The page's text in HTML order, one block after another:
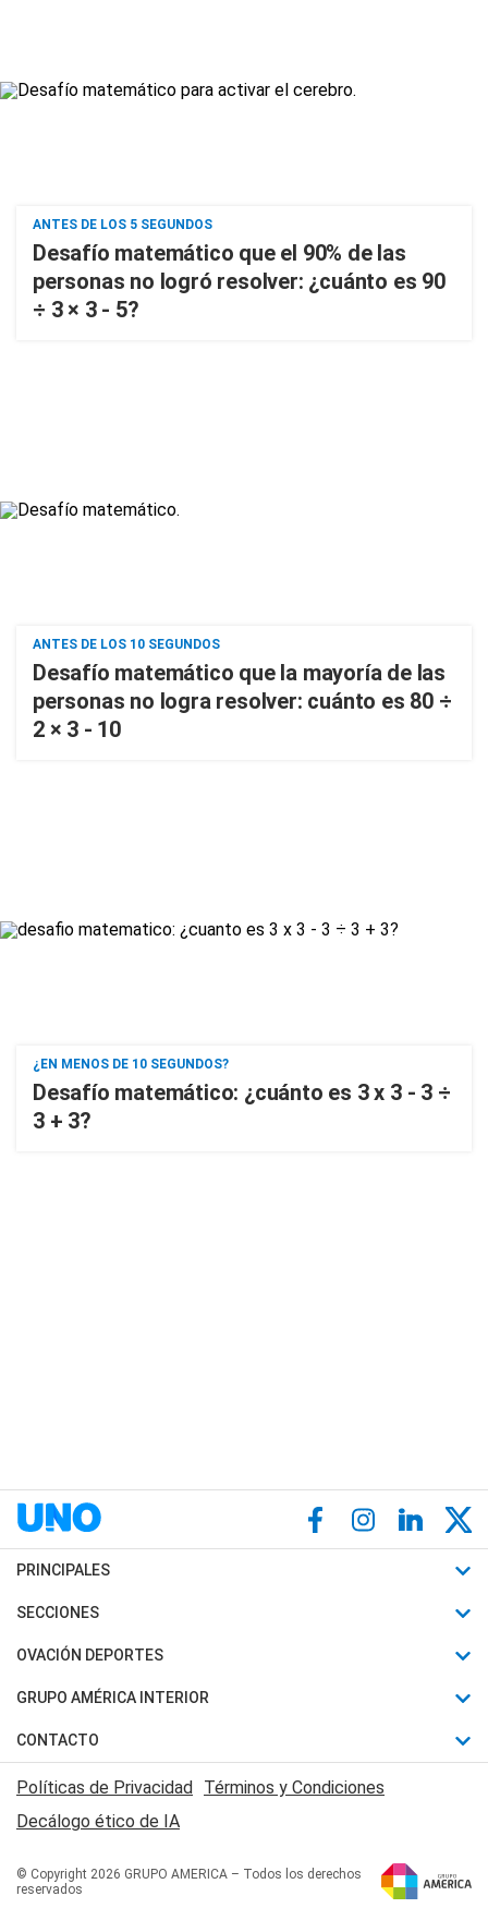
ANTES DE LOS 5 SEGUNDOS
Desafío matemático que el 90% de las
personas no logró resolver: ¿cuánto es 90
÷ 3 × 3 - 5?
ANTES DE LOS 10 SEGUNDOS
Desafío matemático que la mayoría de las
personas no logra resolver: cuánto es 80 ÷
2 × 3 - 10
¿EN MENOS DE 10 SEGUNDOS?
Desafío matemático: ¿cuánto es 3 x 3 - 3 ÷
3 + 3?
PRINCIPALES
Últimas Noticias
Política
Judiciales
Economia
SECCIONES
Horóscopo
Motores
Trucos caseros
Series y Películas
Edictos y Solicitadas
OVACIÓN DEPORTES
Fútbol
Mundial
Automovilismo
Rugby
Básquet
GRUPO AMÉRICA INTERIOR
Canal 7 en Vivo
San Juan 8
CONTACTO
Acerca de Nosotros
Contactanos
Políticas de Privacidad Términos y Condiciones
Decálogo ético de IA
© Copyright 2026 GRUPO AMERICA – Todos los derechos
reservados